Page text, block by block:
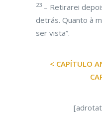
23 – Retirarei
detrás. Quanto à
ser vista”.
< CAPÍTULO